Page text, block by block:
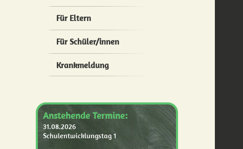
Für Eltern
Für Schüler/innen
Krankmeldung
Anstehende Termine:
31.08.2026
Schulentwicklungstag 1